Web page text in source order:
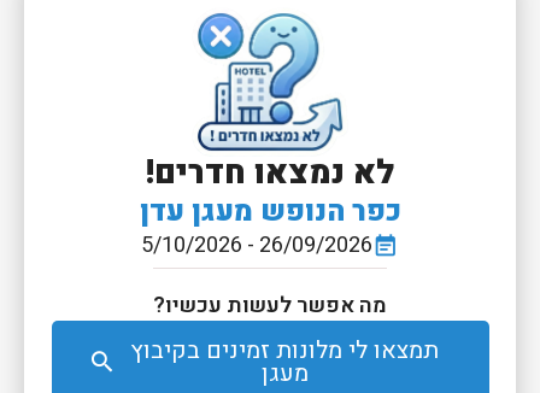
לא נמצאו חדרים!
כפר הנופש מעגן עדן
event_note
26/09/2026 - 5/10/2026
מה אפשר לעשות עכשיו?
תמצאו לי מלונות זמינים בקיבוץ
מעגן search